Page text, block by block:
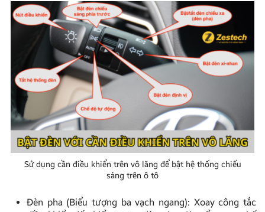
Sử dụng cần điều khiển trên vô lăng để bật hệ thống chiếu
sáng trên ô tô
Đèn pha (Biểu tượng ba vạch ngang): Xoay công tắc